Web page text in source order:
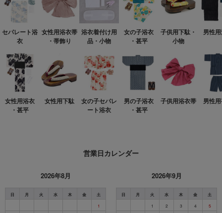
セパレート浴
衣
女性用浴衣帯
・帯飾り
浴衣着付け用
品・小物
女の子浴衣
・甚平
子供用下駄・
小物
男性
女性用浴衣
・甚平
女性用下駄
女の子セパレ
ート浴衣
男の子浴衣
・甚平
子供用浴衣帯 男性
営業日カレンダー
2026年8月
日 月 火 水 木 金
土
1
2026年9月
日 月 火 水 木 金
土
1
2 3 4
5